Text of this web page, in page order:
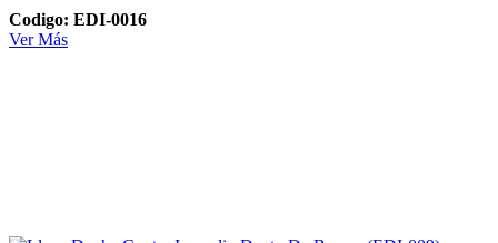
Codigo: EDI-0016
Ver Más